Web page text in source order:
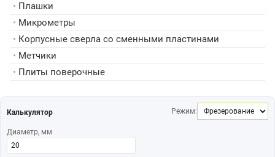
• Плашки
• Микрометры
• Корпусные сверла со сменными пластинами
• Метчики
• Плиты поверочные
Калькулятор Режим:
Диаметр, мм